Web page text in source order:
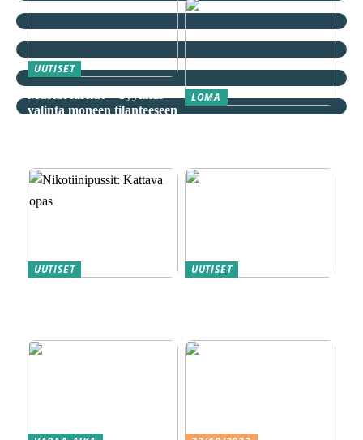
UUTISET
valinta moneen tilanteeseen
LOMA
UUTISET
UUTISET